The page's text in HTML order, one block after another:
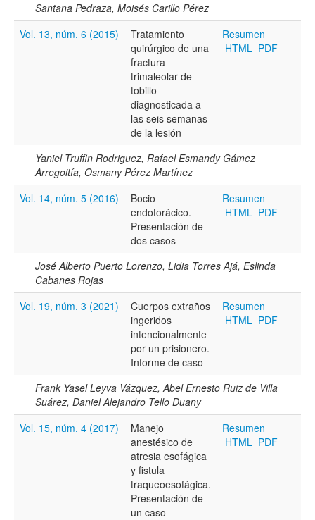
Santana Pedraza, Moisés Carillo Pérez
Vol. 13, núm. 6 (2015)
Tratamiento
quirúrgico de una
fractura
trimaleolar de
tobillo
diagnosticada a
las seis semanas
de la lesión
Resumen
HTML PDF
Yaniel Truffin Rodriguez, Rafael Esmandy Gámez
Arregoitía, Osmany Pérez Martínez
Vol. 14, núm. 5 (2016)
Bocio
endotorácico.
Presentación de
dos casos
Resumen
HTML PDF
José Alberto Puerto Lorenzo, Lidia Torres Ajá, Eslinda
Cabanes Rojas
Vol. 19, núm. 3 (2021)
Cuerpos extraños
ingeridos
intencionalmente
por un prisionero.
Informe de caso
Resumen
HTML PDF
Frank Yasel Leyva Vázquez, Abel Ernesto Ruiz de Villa
Suárez, Daniel Alejandro Tello Duany
Vol. 15, núm. 4 (2017)
Manejo
anestésico de
atresia esofágica
y fistula
traqueoesofágica.
Presentación de
un caso
Resumen
HTML PDF